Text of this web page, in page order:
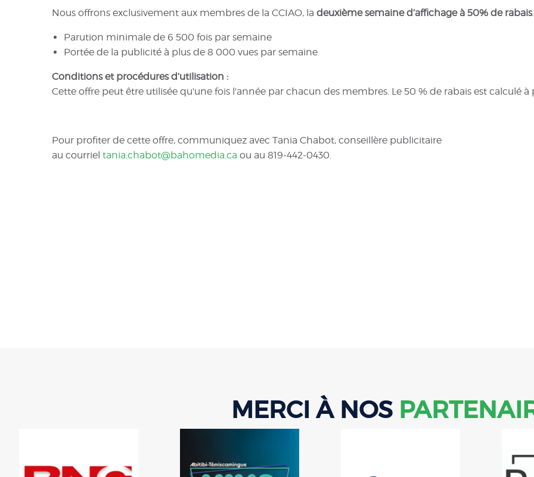
Nous offrons exclusivement aux membres de la CCIAO, la deuxième semaine d’affichage à 50% de rabais.
Parution minimale de 6 500 fois par semaine
Portée de la publicité à plus de 8 000 vues par semaine
Conditions et procédures d’utilisation :
Cette offre peut être utilisée qu'une fois l'année par chacun des membres. Le 50 % de rabais est calculé à
Pour profiter de cette offre, communiquez avec Tania Chabot, conseillère publicitaire
au courriel tania.chabot@bahomedia.ca ou au 819-442-0430.
MERCI À NOS